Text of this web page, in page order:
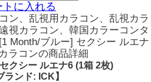
トに入れる
ン、乱視用カラコン、乱視カラ
視カラコン、韓国カラーコンタ
Month/ブルー] セクシー ルエナ
ラコンの商品詳細
クシー ルエナ6 (1箱 2枚)
ランド: ICK】